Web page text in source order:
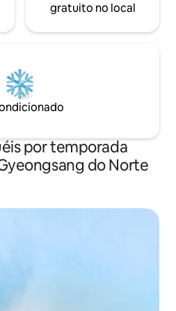
damos as boas-
Recomendado
gratuito no local
por temporada
do Norte